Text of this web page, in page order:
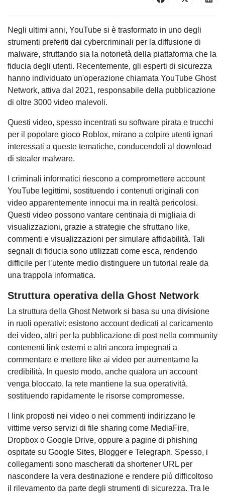
Negli ultimi anni, YouTube si è trasformato in uno degli
strumenti preferiti dai cybercriminali per la diffusione di
malware, sfruttando sia la notorietà della piattaforma che la
fiducia degli utenti. Recentemente, gli esperti di sicurezza
hanno individuato un'operazione chiamata YouTube Ghost
Network, attiva dal 2021, responsabile della pubblicazione
di oltre 3000 video malevoli.
Questi video, spesso incentrati su software pirata e trucchi
per il popolare gioco Roblox, mirano a colpire utenti ignari
interessati a queste tematiche, conducendoli al download
di stealer malware.
I criminali informatici riescono a compromettere account
YouTube legittimi, sostituendo i contenuti originali con
video apparentemente innocui ma in realtà pericolosi.
Questi video possono vantare centinaia di migliaia di
visualizzazioni, grazie a strategie che sfruttano like,
commenti e visualizzazioni per simulare affidabilità. Tali
segnali di fiducia sono utilizzati come esca, rendendo
difficile per l’utente medio distinguere un tutorial reale da
una trappola informatica.
Struttura operativa della Ghost Network
La struttura della Ghost Network si basa su una divisione
in ruoli operativi: esistono account dedicati al caricamento
dei video, altri per la pubblicazione di post nella community
contenenti link esterni e altri ancora impegnati a
commentare e mettere like ai video per aumentarne la
credibilità. In questo modo, anche qualora un account
venga bloccato, la rete mantiene la sua operatività,
sostituendo rapidamente le risorse compromesse.
I link proposti nei video o nei commenti indirizzano le
vittime verso servizi di file sharing come MediaFire,
Dropbox o Google Drive, oppure a pagine di phishing
ospitate su Google Sites, Blogger e Telegraph. Spesso, i
collegamenti sono mascherati da shortener URL per
nascondere la vera destinazione e rendere più difficoltoso
il rilevamento da parte degli strumenti di sicurezza. Tra le